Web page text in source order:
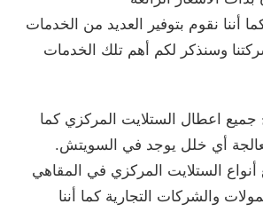
أننا نقوم بتوفير العديد من الخدمات
وسنذكر لكم أهم تلك الخدمات
جميع اعطال الستلايت المركزي كما
أي خلل يوجد في السويتش.
الستلايت المركزي في المقاهي
والشركات التجارية كما أننا